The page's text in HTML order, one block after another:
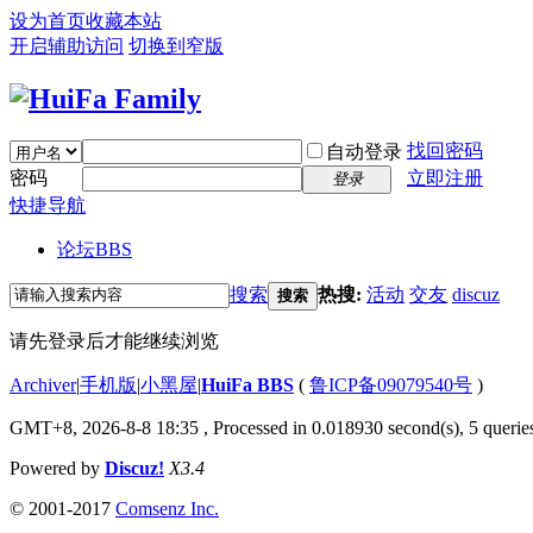
设为首页收藏本站
开启辅助访问 切换到窄版
自动登录 找回密码
密码
登录
立即注册
快捷导航
论坛BBS
搜索 搜索 热搜: 活动 交友 discuz
请先登录后才能继续浏览
Archiver|手机版|小黑屋|HuiFa BBS ( 鲁ICP备09079540号 )
GMT+8, 2026-8-8 18:35 , Processed in 0.018930 second(s), 5
Powered by Discuz! X3.4
© 2001-2017 Comsenz Inc.